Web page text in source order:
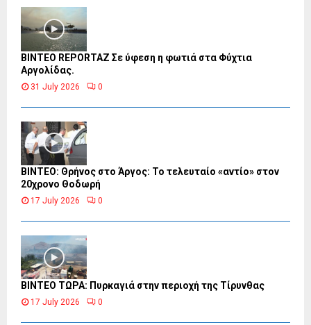
BINTEO REPORTAZ Σε ύφεση η φωτιά στα Φύχτια
Αργολίδας.
31 July 2026 0
ΒΙΝΤΕΟ: Θρήνος στο Άργος: Το τελευταίο «αντίο» στον
20χρονο Θοδωρή
17 July 2026 0
ΒΙΝΤΕΟ ΤΩΡΑ: Πυρκαγιά στην περιοχή της Τίρυνθας
17 July 2026 0